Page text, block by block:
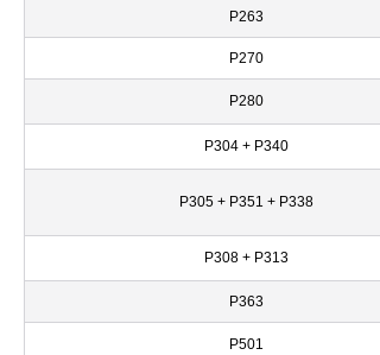
P263
P270
P280
P304 + P340
P305 + P351 + P338
P308 + P313
P363
P501